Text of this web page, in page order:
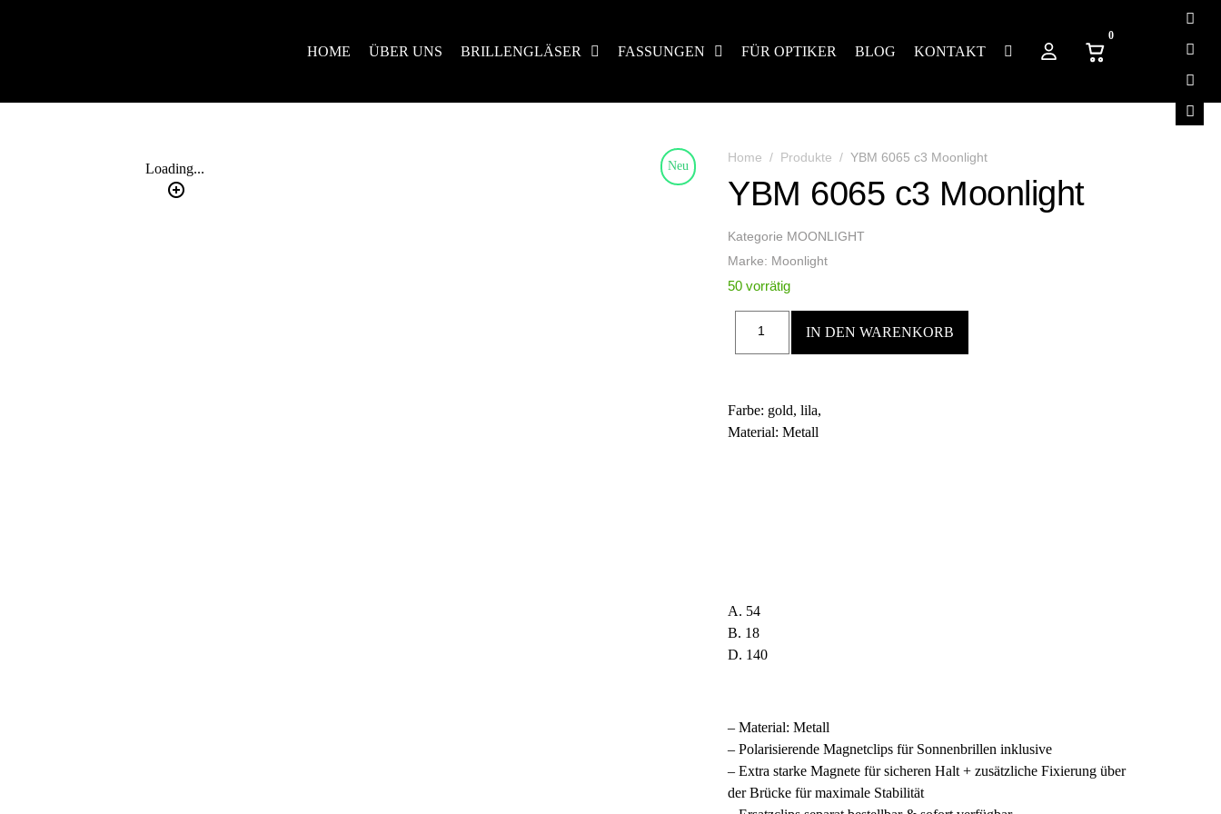
HOME ÜBER UNS BRILLENGLÄSER FASSUNGEN FÜR OPTIKER BLOG KONTAKT
0
Neu
Loading...
Home Produkte YBM 6065 c3 Moonlight
YBM 6065 c3 Moonlight
Kategorie MOONLIGHT
Marke: Moonlight
50 vorrätig
IN DEN WARENKORB
Farbe: gold, lila,
Material: Metall
A. 54
B. 18
D. 140
– Material: Metall
– Polarisierende Magnetclips für Sonnenbrillen inklusive
– Extra starke Magnete für sicheren Halt + zusätzliche
Fixierung über der Brücke für maximale Stabilität